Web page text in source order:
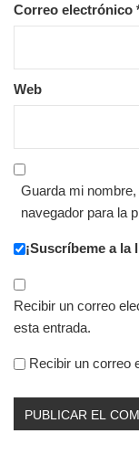
Correo electrónico
Web
Guarda mi
navegador para la
¡Suscríbeme a la
Recibir un correo
esta entrada.
Recibir un correo